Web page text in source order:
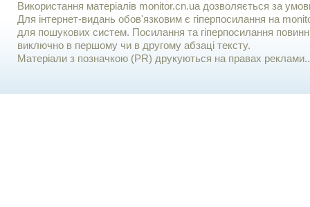
Використання матерiалiв monitor.cn.ua дозволяється за
Для iнтернет-видань обов'язковим є гiперпосилання на
для пошукових систем. Посилання та гіперпосилання
виключно в першому чи в другому абзаці тексту.
Матеріали з позначкою (PR) друкуються на правах реклами..